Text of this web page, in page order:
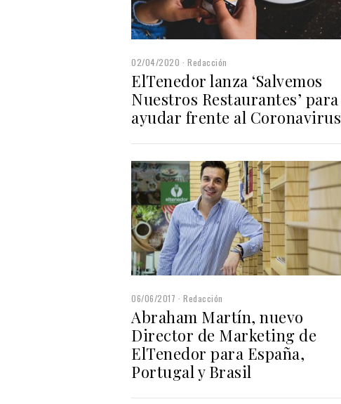
02/04/2020 Redacción
ElTenedor lanza ‘Salvemos
Nuestros Restaurantes’ para
ayudar frente al Coronavirus
06/06/2017 Redacción
Abraham Martín, nuevo
Director de Marketing de
ElTenedor para España,
Portugal y Brasil